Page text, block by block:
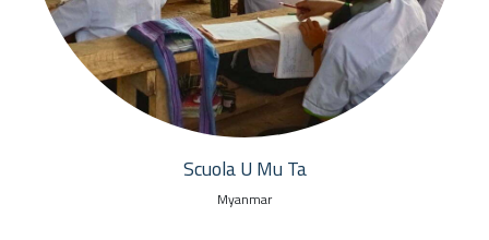
Scuola U Mu Ta
Myanmar